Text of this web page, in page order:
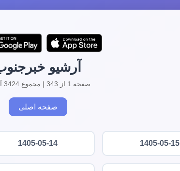
آرشیو
صفحه 1 از 343 | مجموع 3424 آرشیو
صفحه اصلی
1405-05-15
1405-05-14